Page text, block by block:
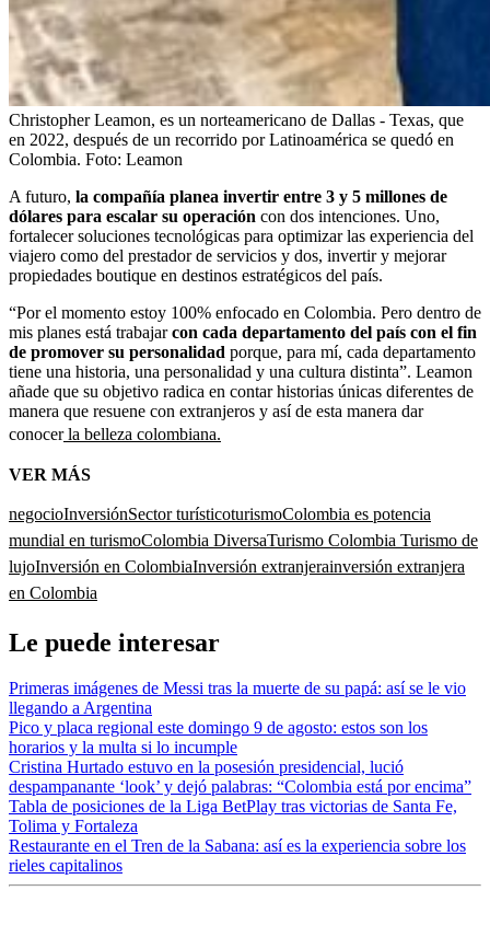
Christopher Leamon, es un norteamericano de Dallas - Texas, que
en 2022, después de un recorrido por Latinoamérica se quedó en
Colombia. Foto: Leamon
A futuro, la compañía planea invertir entre 3 y 5 millones de
dólares para escalar su operación con dos intenciones. Uno,
fortalecer soluciones tecnológicas para optimizar las experiencia del
viajero como del prestador de servicios y dos, invertir y mejorar
propiedades boutique en destinos estratégicos del país.
“Por el momento estoy 100% enfocado en Colombia. Pero dentro de
mis planes está trabajarcon cada departamento del país con el fin
de promover su personalidad porque, para mí, cada departamento
tiene una historia, una personalidad y una cultura distinta”. Leamon
añade que su objetivo radica en contar historias únicas diferentes de
manera que resuene con extranjeros y así de esta manera dar
conocerla belleza colombiana.
VER MÁS
negocioInversiónSector turísticoturismoColombia es potencia
mundial en turismoColombia DiversaTurismo Colombia Turismo de
lujoInversión en ColombiaInversión extranjerainversión extranjera
en Colombia
Le puede interesar
Primeras imágenes de Messi tras la muerte de su papá: así se le vio
llegando a Argentina
Pico y placa regional este domingo 9 de agosto: estos son los
horarios y la multa si lo incumple
Cristina Hurtado estuvo en la posesión presidencial, lució
despampanante ‘look’ y dejó palabras: “Colombia está por encima”
Tabla de posiciones de la Liga BetPlay tras victorias de Santa Fe,
Tolima y Fortaleza
Restaurante en el Tren de la Sabana: así es la experiencia sobre los
rieles capitalinos